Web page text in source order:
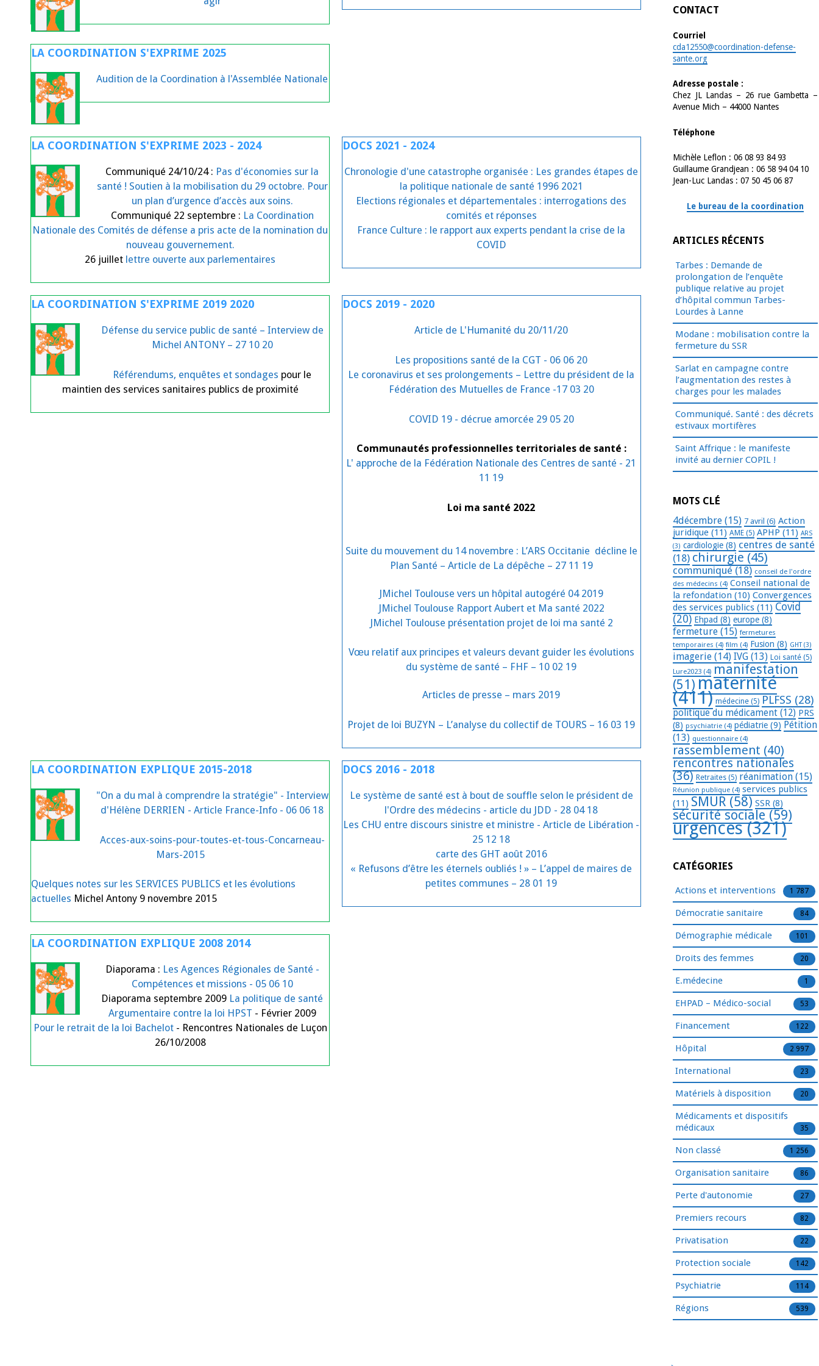
LA COORDINATION S'EXPRIME 2025
Audition de la Coordination à l'Assemblée Nationale
LA COORDINATION S'EXPRIME 2023 - 2024
Communiqué 24/10/24 : Pas d'économies sur la
santé ! Soutien à la mobilisation du 29 octobre. Pour
un plan d’urgence d’accès aux soins.
Communiqué 22 septembre : La Coordination
Nationale des Comités de défense a pris acte de la nomination du
nouveau gouvernement.
26 juillet lettre ouverte aux parlementaires
DOCS 2021 - 2024
Chronologie d'une catastrophe organisée : Les grandes étapes de
la politique nationale de santé 1996 2021
Elections régionales et départementales : interrogations des
comités et réponses
France Culture : le rapport aux experts pendant la crise de la
COVID
LA COORDINATION S'EXPRIME 2019 2020
Défense du service public de santé – Interview de
Michel ANTONY – 27 10 20
Référendums, enquêtes et sondages pour le
maintien des services sanitaires publics de proximité
DOCS 2019 - 2020
Article de L'Humanité du 20/11/20
Les propositions santé de la CGT - 06 06 20
Le coronavirus et ses prolongements – Lettre du président de la
Fédération des Mutuelles de France -17 03 20
COVID 19 - décrue amorcée 29 05 20
Communautés professionnelles territoriales de santé :
L' approche de la Fédération Nationale des Centres de santé - 21
11 19
Loi ma santé 2022
Suite du mouvement du 14 novembre : L’ARS Occitanie décline le
Plan Santé – Article de La dépêche – 27 11 19
JMichel Toulouse vers un hôpital autogéré 04 2019
JMichel Toulouse Rapport Aubert et Ma santé 2022
JMichel Toulouse présentation projet de loi ma santé 2
Vœu relatif aux principes et valeurs devant guider les évolutions
du système de santé – FHF – 10 02 19
Articles de presse – mars 2019
Projet de loi BUZYN – L’analyse du collectif de TOURS – 16 03 19
LA COORDINATION EXPLIQUE 2015-2018
"On a du mal à comprendre la stratégie" - Interview
d'Hélène DERRIEN - Article France-Info - 06 06 18
Acces-aux-soins-pour-toutes-et-tous-Concarneau-
Mars-2015
Quelques notes sur les SERVICES PUBLICS et les évolutions
actuelles Michel Antony 9 novembre 2015
DOCS 2016 - 2018
Le système de santé est à bout de souffle selon le président de
l'Ordre des médecins - article du JDD - 28 04 18
Les CHU entre discours sinistre et ministre - Article de Libération -
25 12 18
carte des GHT août 2016
« Refusons d’être les éternels oubliés ! » – L’appel de maires de
petites communes – 28 01 19
LA COORDINATION EXPLIQUE 2008 2014
Diaporama : Les Agences Régionales de Santé -
Compétences et missions - 05 06 10
Diaporama septembre 2009 La politique de santé
Argumentaire contre la loi HPST - Février 2009
Pour le retrait de la loi Bachelot- Rencontres Nationales de Luçon
26/10/2008
CONTACT
Courriel
cda12550@coordination-defense-
sante.org
Adresse postale :
Chez JL Landas – 26 rue Gambetta –
Avenue Mich – 44000 Nantes
Téléphone
Michèle Leflon : 06 08 93 84 93
Guillaume Grandjean : 06 58 94 04 10
Jean-Luc Landas : 07 50 45 06 87
Le bureau de la coordination
ARTICLES RÉCENTS
Tarbes : Demande de
prolongation de l’enquête
publique relative au projet
d’hôpital commun Tarbes-
Lourdes à Lanne
Modane : mobilisation contre la
fermeture du SSR
Sarlat en campagne contre
l’augmentation des restes à
charges pour les malades
Communiqué. Santé : des décrets
estivaux mortifères
Saint Affrique : le manifeste
invité au dernier COPIL !
MOTS CLÉ
4décembre (15) 7 avril (6) Action
juridique (11) AME (5) APHP (11) ARS
(3) cardiologie (8) centres de santé
(18) chirurgie (45)
communiqué (18) conseil de l'ordre
des médecins (4) Conseil national de
la refondation (10) Convergences
des services publics (11) Covid
(20) Ehpad (8) europe (8)
fermeture (15) fermetures
temporaires (4) film (4) Fusion (8) GHT(3)
imagerie (14) IVG (13) Loi santé (5)
Lure2023 (4) manifestation
(51) maternité
(411) médecine (5) PLFSS (28)
politique du médicament (12) PRS
(8) psychiatrie (4) pédiatrie (9) Pétition
(13) questionnaire (4)
rassemblement (40)
rencontres nationales
(36) Retraites (5) réanimation (15)
Réunion publique (4) services publics
(11) SMUR (58) SSR (8)
sécurité sociale (59)
urgences(321)
CATÉGORIES
Actions et interventions 1 787
Démocratie sanitaire 84
Démographie médicale 101
Droits des femmes 20
E.médecine 1
EHPAD – Médico-social 53
Financement 122
Hôpital 2 997
International 23
Matériels à disposition 20
Médicaments et dispositifs
médicaux
35
Non classé 1 256
Organisation sanitaire 86
Perte d'autonomie 27
Premiers recours 82
Privatisation 22
Protection sociale 142
Psychiatrie 114
Régions 539